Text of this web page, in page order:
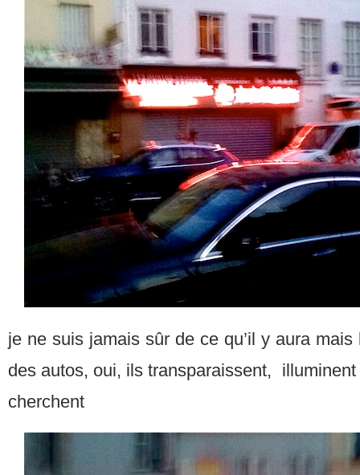
je ne suis jamais sûr de ce qu’il y aura
des autos, oui, ils transparaissent,
cherchent